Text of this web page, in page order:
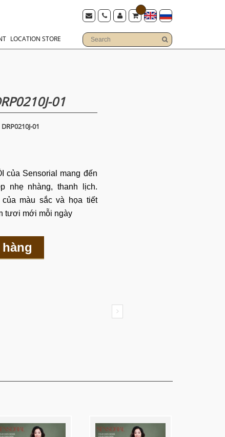
LOCATION STORE
01
01
của Sensorial mang đến
nhẹ nhàng, thanh lịch.
màu sắc và họa tiết
tươi mới mỗi ngày
hàng